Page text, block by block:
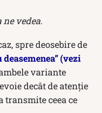
vedea.
spre deosebire de
deasemenea” (vezi
variante
decât de atenție
transmite ceea ce